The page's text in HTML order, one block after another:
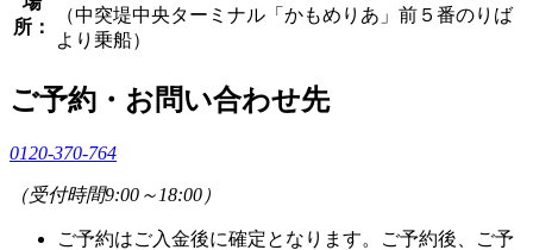
所：
（中突堤中央ターミナル「かもめりあ」前５番のりば
より乗船）
ご予約・お問い合わせ先
0120-370-764
（受付時間9:00～18:00）
ご予約はご入金後に確定となります。ご予約後、ご予